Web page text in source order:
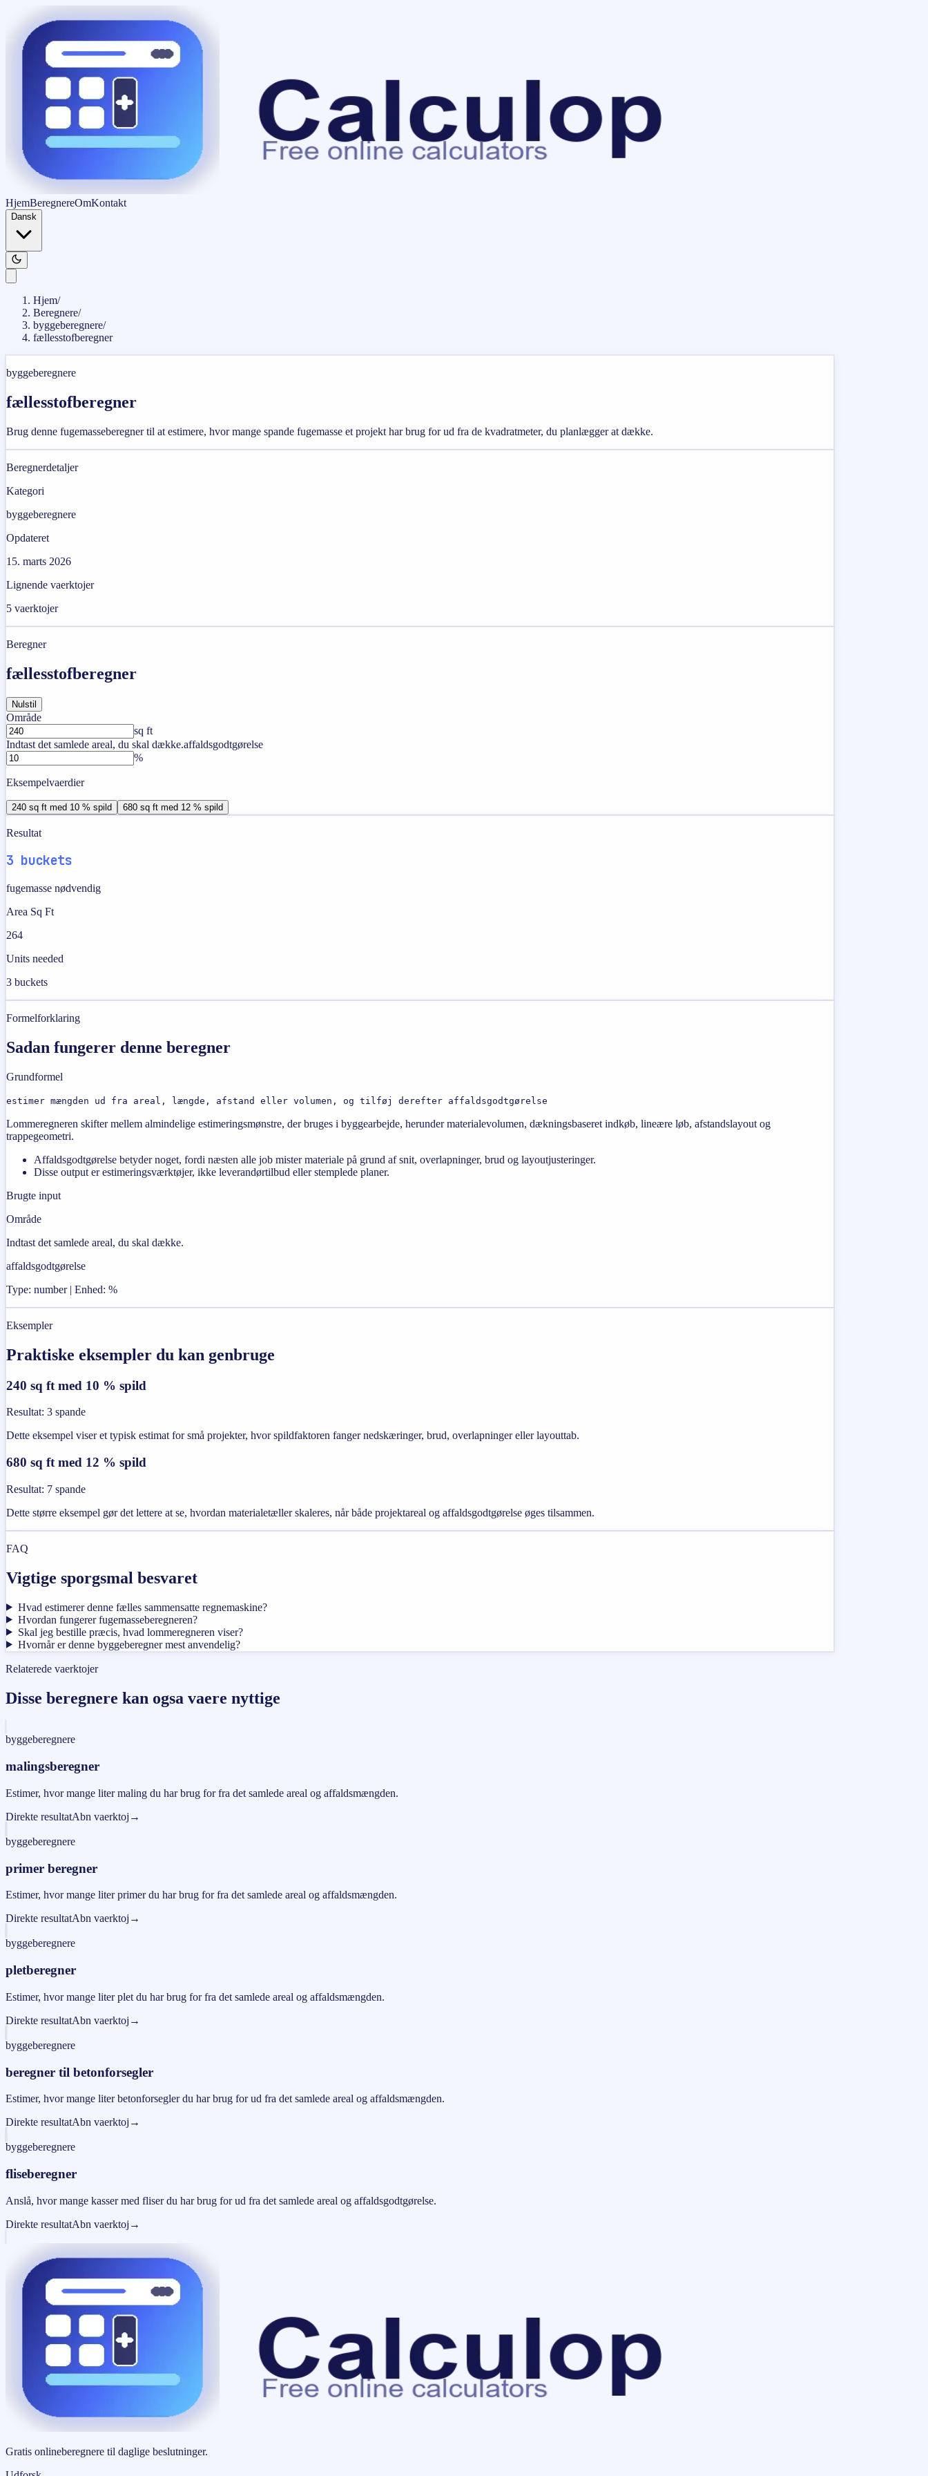
HjemBeregnereOmKontakt
Dansk
Hjem/
Beregnere/
byggeberegnere/
fællesstofberegner
byggeberegnere
fællesstofberegner
Brug denne fugemasseberegner til at estimere, hvor mange spande fugemasse et projekt har brug for ud fra de kvadratmeter, du planlægger at dække.
Beregnerdetaljer
Kategori
byggeberegnere
Opdateret
15. marts 2026
Lignende vaerktojer
5 vaerktojer
Beregner
fællesstofberegner
Nulstil
Område
sq ft
Indtast det samlede areal, du skal dække.affaldsgodtgørelse
%
Eksempelvaerdier
240 sq ft med 10 % spild 680 sq ft med 12 % spild
Resultat
3 buckets
fugemasse nødvendig
Area Sq Ft
264
Units needed
3 buckets
Formelforklaring
Sadan fungerer denne beregner
Grundformel
estimer mængden ud fra areal, længde, afstand eller volumen, og tilføj derefter affaldsgodtgørelse
Lommeregneren skifter mellem almindelige estimeringsmønstre, der bruges i byggearbejde, herunder materialevolumen, dækningsbaseret indkøb, lineære løb, afstandslayout og
trappegeometri.
Affaldsgodtgørelse betyder noget, fordi næsten alle job mister materiale på grund af snit, overlapninger, brud og layoutjusteringer.
Disse output er estimeringsværktøjer, ikke leverandørtilbud eller stemplede planer.
Brugte input
Område
Indtast det samlede areal, du skal dække.
affaldsgodtgørelse
Type: number | Enhed: %
Eksempler
Praktiske eksempler du kan genbruge
240 sq ft med 10 % spild
Resultat: 3 spande
Dette eksempel viser et typisk estimat for små projekter, hvor spildfaktoren fanger nedskæringer, brud, overlapninger eller layouttab.
680 sq ft med 12 % spild
Resultat: 7 spande
Dette større eksempel gør det lettere at se, hvordan materialetæller skaleres, når både projektareal og affaldsgodtgørelse øges tilsammen.
FAQ
Vigtige sporgsmal besvaret
Hvad estimerer denne fælles sammensatte regnemaskine?
Hvordan fungerer fugemasseberegneren?
Skal jeg bestille præcis, hvad lommeregneren viser?
Hvornår er denne byggeberegner mest anvendelig?
Relaterede vaerktojer
Disse beregnere kan ogsa vaere nyttige
byggeberegnere
malingsberegner
Estimer, hvor mange liter maling du har brug for fra det samlede areal og affaldsmængden.
Direkte resultatAbn vaerktoj →
byggeberegnere
primer beregner
Estimer, hvor mange liter primer du har brug for fra det samlede areal og affaldsmængden.
Direkte resultatAbn vaerktoj →
byggeberegnere
pletberegner
Estimer, hvor mange liter plet du har brug for fra det samlede areal og affaldsmængden.
Direkte resultatAbn vaerktoj →
byggeberegnere
beregner til betonforsegler
Estimer, hvor mange liter betonforsegler du har brug for ud fra det samlede areal og affaldsmængden.
Direkte resultatAbn vaerktoj →
byggeberegnere
fliseberegner
Anslå, hvor mange kasser med fliser du har brug for ud fra det samlede areal og affaldsgodtgørelse.
Direkte resultatAbn vaerktoj →
Gratis onlineberegnere til daglige beslutninger.